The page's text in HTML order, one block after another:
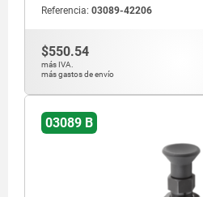
Referencia: 03089-42206
$550.54
más IVA.
más gastos de envío
03089 B